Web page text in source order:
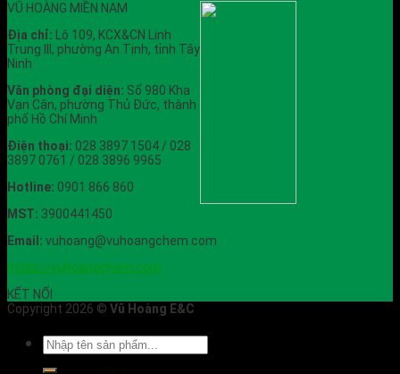
VŨ HOÀNG MIỀN NAM
Địa chỉ: Lô 109, KCX&CN Linh
Trung III, phường An Tịnh, tỉnh Tây
Ninh
Văn phòng đại diện: Số 980 Kha
Vạn Cân, phường Thủ Đức, thành
phố Hồ Chí Minh
Điện thoại: 028 3897 1504 / 028
3897 0761 / 028 3896 9965
Hotline: 0901 866 860
MST: 3900441450
Email: vuhoang@vuhoangchem.com
https://vuhoangchem.com
KẾT NỐI
Copyright 2026 © Vũ Hoàng E&C